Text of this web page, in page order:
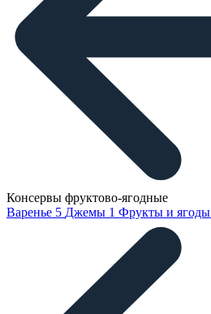
Консервы фруктово-ягодные
Варенье 5 Джемы 1 Фрукты и ягоды